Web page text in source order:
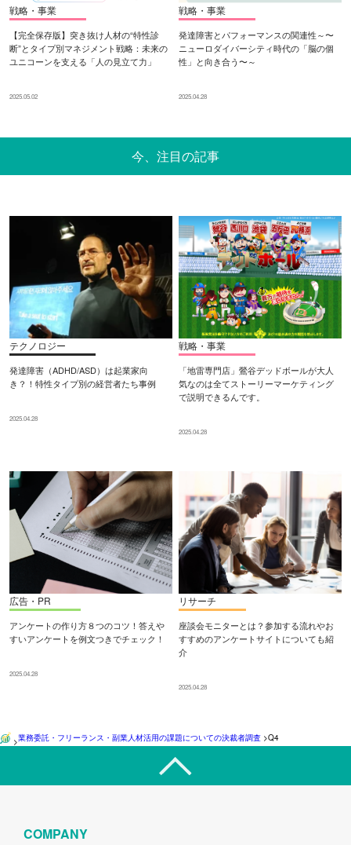
戦略・事業
【完全保存版】突き抜け人材の“特性診
断”とタイプ別マネジメント戦略：未来の
ユニコーンを支える「人の見立て力」
2025.05.02
戦略・事業
発達障害とパフォーマンスの関連性～〜
ニューロダイバーシティ時代の「脳の個
性」と向き合う〜～
2025.04.28
今、注目の記事
テクノロジー
発達障害（ADHD/ASD）は起業家向
き？！特性タイプ別の経営者たち事例
2025.04.28
戦略・事業
「地雷専門店」鶯谷デッドボールが大人
気なのは全てストーリーマーケティング
で説明できるんです。
2025.04.28
広告・PR
アンケートの作り方８つのコツ！答えや
すいアンケートを例文つきでチェック！
2025.04.28
リサーチ
座談会モニターとは？参加する流れやお
すすめのアンケートサイトについても紹
介
2025.04.28
>業務委託・フリーランス・副業人材活用の課題についての決裁者調査>Q4
COMPANY